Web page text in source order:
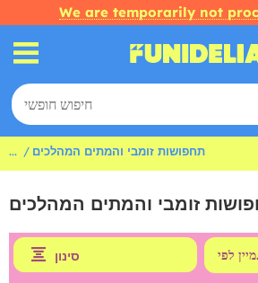
We are temporarily not
... תחפושות זומבי והמתים המהלכים
זומבי והמתים המהלכים
סינון